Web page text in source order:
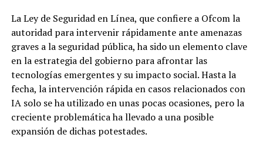
La Ley de Seguridad en Línea, que confiere a Ofcom la
autoridad para intervenir rápidamente ante amenazas
graves a la seguridad pública, ha sido un elemento clave
en la estrategia del gobierno para afrontar las
tecnologías emergentes y su impacto social. Hasta la
fecha, la intervención rápida en casos relacionados con
IA solo se ha utilizado en unas pocas ocasiones, pero la
creciente problemática ha llevado a una posible
expansión de dichas potestades.